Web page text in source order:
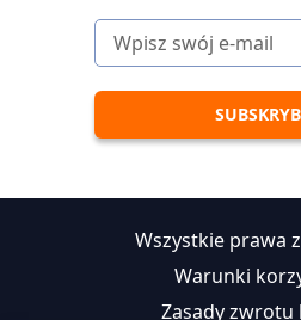
Wszystkie prawa
Warunki
Zasady zwrotu